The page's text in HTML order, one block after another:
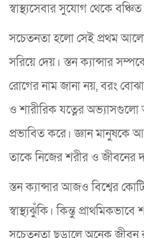
স্বাস্থ্যসেবার সুযোগ থেকে
সচেতনতা হলো সেই প্রথম
সরিয়ে দেয়। স্তন ক্যান্সার
রোগের নাম জানা নয়, বরং
ও শারীরিক যত্নের অভ্যাসগুলো
প্রভাবিত করে। জ্ঞান মানুষকে
তাকে নিজের শরীর ও জীবনের
স্তন ক্যান্সার আজও বিশ্বের
স্বাস্থ্যঝুঁকি। কিন্তু